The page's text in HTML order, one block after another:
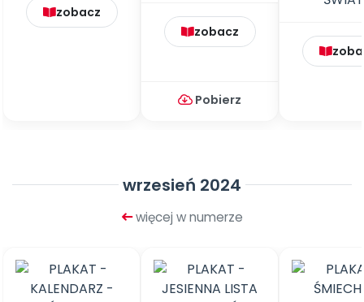
zobacz
zobacz
Pobierz
wrzesień 2024
więcej w numerze